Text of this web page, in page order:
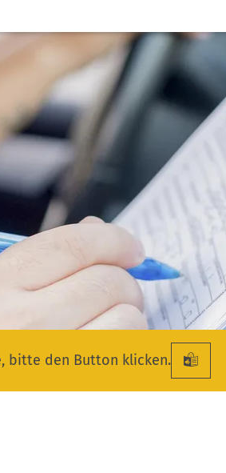
bitte den Button klicken.